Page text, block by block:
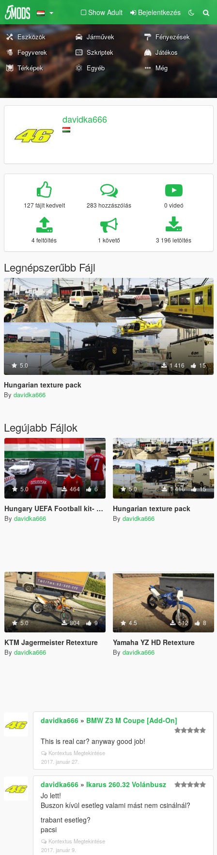
Show Adult Bejelentkezés
Eszközök Járművek
Fényezések
Fegyverek
Szkriptek
Játékos
Térképek
Egyéb Még
davidka666
127 fájlt kedvelt 283 hozzászólás 0 videó
4 feltöltés 1 követő 3 196 letöltés
Legnépszerűbb Fájl
5.0 1 416 15
Hungarian texture pack
By davidka666
Legújabb Fájlok
5.0 464 6
Hungary UEFA Football kit- Dzsudzsák
By davidka666
5.0 1 416 15
Hungarian texture pack
By davidka666
5.0 804 9
KTM Jagermeister Retexture
By davidka666
4.5 512 8
Yamaha YZ HD Retexture
By davidka666
davidka666 » BMW Z3 M Coupe [Add-On]
This is real car? anyway good job!
Kontextus Megtekintése
2017. január 27.
davidka666 » Ikarus 260.32 Volánbusz
Jo lett!
Buszon kívül esetleg valami mást nem csinálnál?
trabant esetleg?
pacsi
Kontextus Megtekintése
2017. január 9.